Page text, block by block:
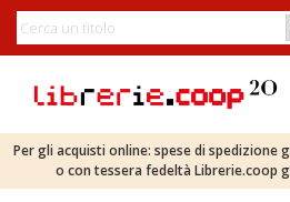
Per gli acquisti online: spese di spedizione
o con tessera fedeltà Librerie.coop